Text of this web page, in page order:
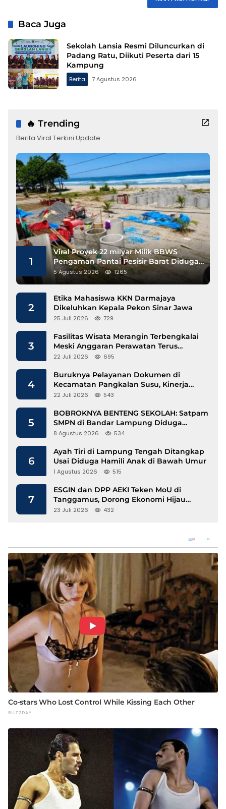
Baca Juga
Sekolah Lansia Resmi Diluncurkan di
Padang Ratu, Diikuti Peserta dari 15
Kampung
Berita 7 Agustus 2026
🔥 Trending
Berita Viral Terkini Update
1
Viral Proyek 22 milyar Milik BBWS
Pengaman Pantai Pesisir Barat Diduga
Gunakan Besi Banci
5 Agustus 2026 1265
2
Etika Mahasiswa KKN Darmajaya
Dikeluhkan Kepala Pekon Sinar Jawa
25 Juli 2026 729
3
Fasilitas Wisata Merangin Terbengkalai
Meski Anggaran Perawatan Terus
Mengalir
22 Juli 2026 695
4
Buruknya Pelayanan Dokumen di
Kecamatan Pangkalan Susu, Kinerja
Disdukcapil Langkat Disorot
22 Juli 2026 543
5
BOBROKNYA BENTENG SEKOLAH: Satpam
SMPN di Bandar Lampung Diduga
Lecehkan Siswi
8 Agustus 2026 534
6
Ayah Tiri di Lampung Tengah Ditangkap
Usai Diduga Hamili Anak di Bawah Umur
1 Agustus 2026 515
7
ESGIN dan DPP AEKI Teken MoU di
Tanggamus, Dorong Ekonomi Hijau
Berbasis Kopi dan Perdagangan Karbon
23 Juli 2026 432